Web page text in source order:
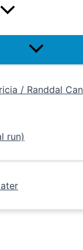
Menu
/ Randdal
run)